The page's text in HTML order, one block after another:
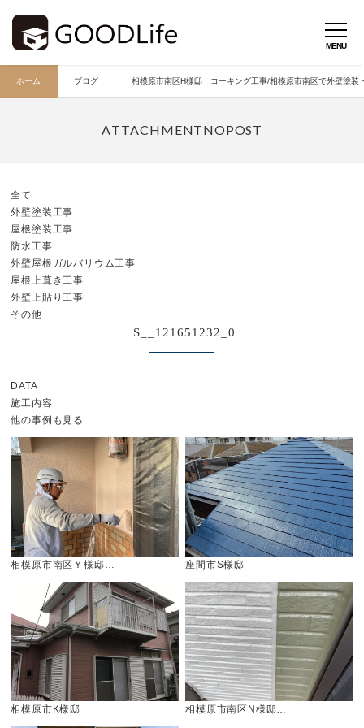
ホーム ブログ 相模原市南区H様邸 コーキング工事/相模原市南区で外壁塗装
全て
外壁塗装工事
屋根塗装工事
防水工事
外壁屋根ガルバリウム工事
屋根上葺き工事
外壁上貼り工事
その他
S__121651232_0
DATA
施工内容
他の事例も見る
相模原市南区Ｙ様邸… 座間市S様邸
相模原市K様邸 相模原市南区N様邸…